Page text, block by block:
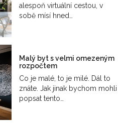
alespoň virtuální cestou, v
sobě mísí hned…
Malý byt s velmi omezeným
rozpočtem
Co je malé, to je milé. Dál to
znáte. Jak jinak bychom mohli
popsat tento…